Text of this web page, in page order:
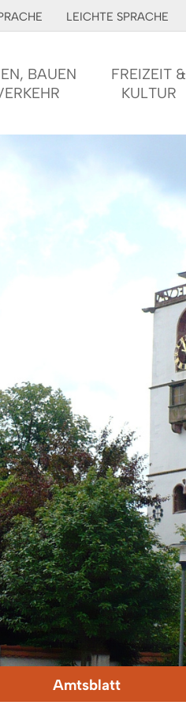
LEICHTE SPRACHE
BAUEN
FREIZEIT &
KULTUR
Amtsblatt